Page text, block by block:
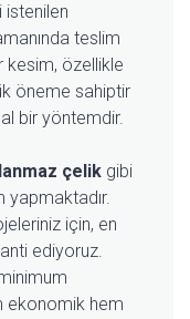
teslim
kesim, özellikle
öneme sahiptir
bir yöntemdir.
çelik gibi
yapmaktadır.
için, en
ediyoruz.
ekonomik hem